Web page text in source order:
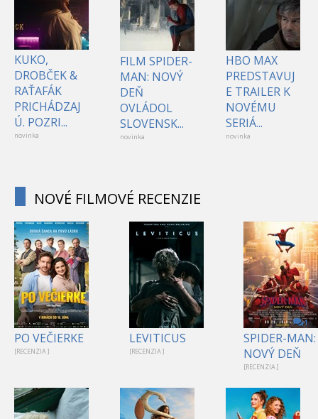
KUKO,
DROBČEK &
RAŤAFÁK
PRICHÁDZAJ
Ú. POZRI...
novinka
FILM SPIDER-
MAN: NOVÝ
DEŇ
OVLÁDOL
SLOVENSK...
novinka
HBO MAX
PREDSTAVUJ
E TRAILER K
NOVÉMU
SERIÁ...
novinka
NOVÉ FILMOVÉ RECENZIE
PO VEČIERKE
[RECENZIA ]
LEVITICUS
[RECENZIA ]
1
SPIDER-MAN:
NOVÝ DEŇ
[RECENZIA ]